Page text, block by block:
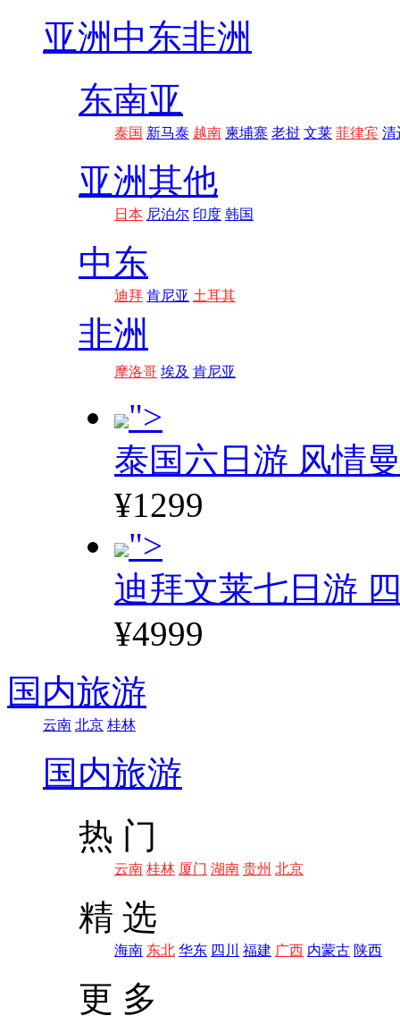
亚洲 中东非洲
东南亚
泰国 新马泰 越南 柬埔寨 老挝 文莱 菲律宾 清
亚洲其他
日本 尼泊尔 印度 韩国
中东
迪拜 肯尼亚 土耳其
非洲
摩洛哥 埃及 肯尼亚
">
泰国六日游 风情
¥1299
">
迪拜文莱七日游
¥4999
国内旅游
云南 北京 桂林
国内旅游
热 门
云南 桂林 厦门 湖南 贵州 北京
精 选
海南 东北 华东 四川 福建 广西 内蒙古 陕西
更 多